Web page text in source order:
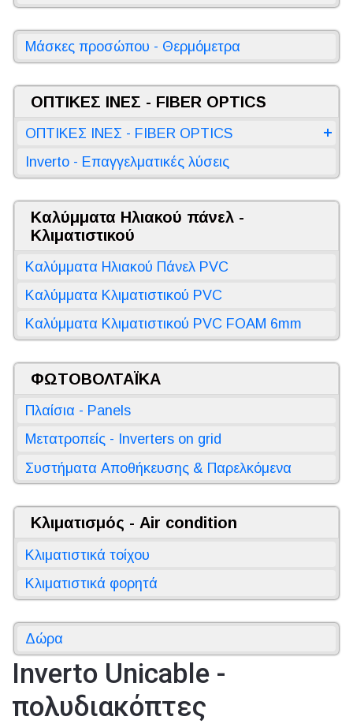
Μάσκες προσώπου - Θερμόμετρα
ΟΠΤΙΚΕΣ ΙΝΕΣ - FIBER OPTICS
ΟΠΤΙΚΕΣ ΙΝΕΣ - FIBER OPTICS
Inverto - Επαγγελματικές λύσεις
Καλύμματα Ηλιακού πάνελ -
Κλιματιστικού
Καλύμματα Ηλιακού Πάνελ PVC
Καλύμματα Κλιματιστικού PVC
Καλύμματα Κλιματιστικού PVC FOAM 6mm
ΦΩΤΟΒΟΛΤΑΪΚΑ
Πλαίσια - Panels
Μετατροπείς - Inverters on grid
Συστήματα Αποθήκευσης & Παρελκόμενα
Κλιματισμός - Air condition
Κλιματιστικά τοίχου
Κλιματιστικά φορητά
Δώρα
Inverto Unicable -
πολυδιακόπτες